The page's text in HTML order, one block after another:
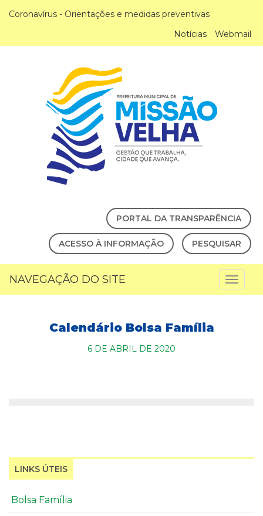
Coronavírus - Orientações e medidas preventivas
Notícias
Webmail
PORTAL DA TRANSPARÊNCIA
ACESSO À INFORMAÇÃO PESQUISAR
NAVEGAÇÃO DO SITE
Calendário Bolsa Família
6 DE ABRIL DE 2020
LINKS ÚTEIS
Bolsa Família